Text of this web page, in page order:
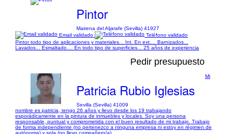
Pintor
Mairena del Aljarafe (Sevilla) 41927
Email validado
Teléfono validado
Pintor todo tipo de aplicaciones y materiales... Int. En ext.... Barnizados...
Lavados... Esmaltado.... En todo tipo de superficies... 25 años de experiencia
Pedir presupuesto
Patricia Rubio Iglesias
Sevilla (Sevilla) 41009
Mi
nombre es patricia, tengo 26 años y llevo desde los 19 trabajando
esporádicamente en la pintura de inmuebles y locales. Soy una persona
responsable, puntual y comprometida con el buen resultado de mi trabajo. Trabajo
de forma independiente (no pertenezco a ninguna empresa ni estoy en régimen de
autónoma) y sola (no llevo compañero/a).